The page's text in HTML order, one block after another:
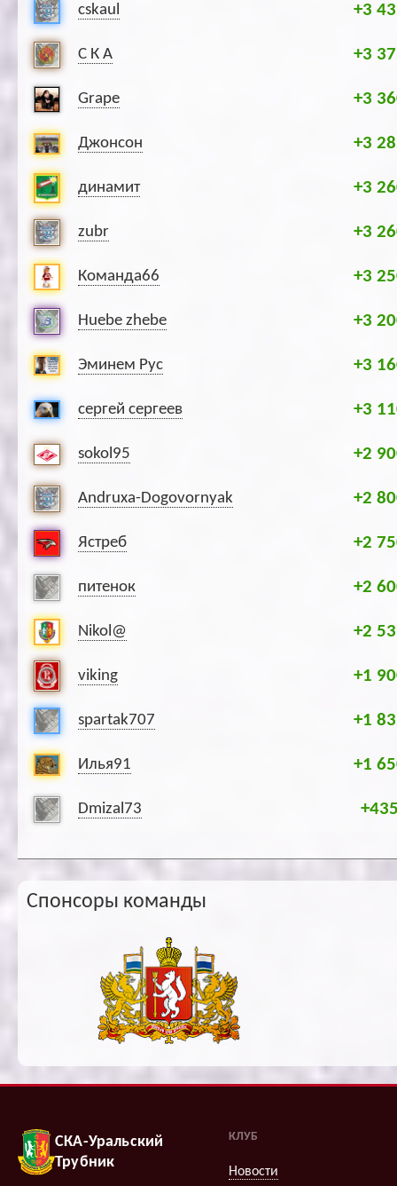
cskaul +3
С К А +3
Grape +3
Джонсон +3
динамит +3
zubr +3
Команда66 +3
Huebe zhebe +3
Эминем Рус +3
сергей сергеев +3
sokol95 +2
Andruxa-Dogovornyak +2
Ястреб +2
питенок +2
Nikol@ +2
viking +1
spartak707 +1
Илья91 +1
Dmizal73
Спонсоры команды
СКА-Уральский
Трубник
КЛУБ
Новости